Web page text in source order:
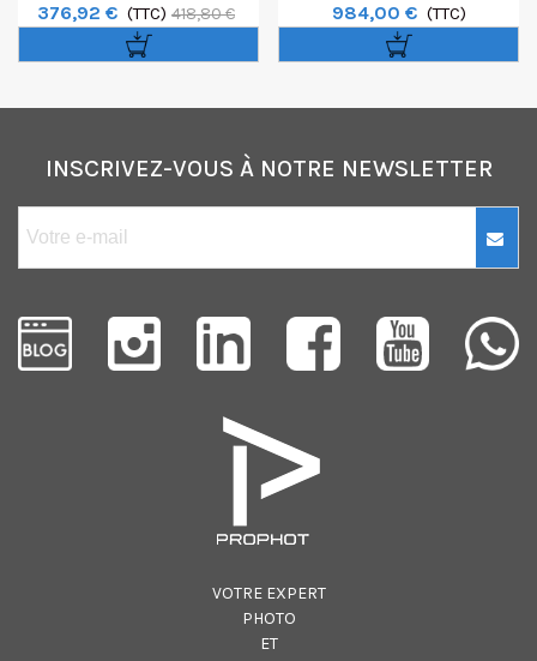
Batterie
376,92 € (TTC) 418,80 €
Orbiter
984,00 € (TTC)
INSCRIVEZ-VOUS À NOTRE NEWSLETTER
VOTRE EXPERT
PHOTO
ET